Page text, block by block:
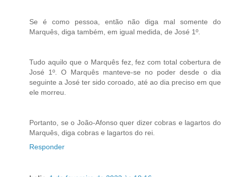
Se é como pessoa, então não diga mal somente do
Marquês, diga também, em igual medida, de José 1º.
Tudo aquilo que o Marquês fez, fez com total cobertura de
José 1º. O Marquês manteve-se no poder desde o dia
seguinte a José ter sido coroado, até ao dia preciso em que
ele morreu.
Portanto, se o João-Afonso quer dizer cobras e lagartos do
Marquês, diga cobras e lagartos do rei.
Responder